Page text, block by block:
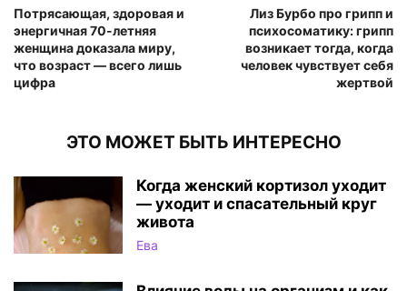
Потрясающая, здоровая и
энергичная 70-летняя
женщина доказала миру,
что возраст — всего лишь
цифра
Лиз Бурбо про грипп и
психосоматику: грипп
возникает тогда, когда
человек чувствует себя
жертвой
ЭТО МОЖЕТ БЫТЬ ИНТЕРЕСНО
Когда женский кортизол уходит
— уходит и спасательный круг
живота
Ева